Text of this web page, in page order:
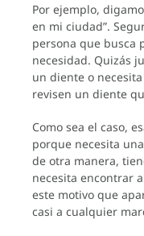
Por ejemplo,
en mi ciudad”.
persona que busca
necesidad. Quizás
un diente o
revisen un diente
Como sea el caso,
porque necesita
de otra manera,
necesita encontrar
este motivo que
casi a cualquier